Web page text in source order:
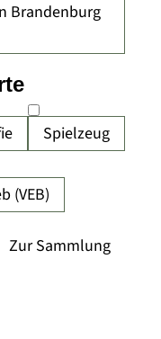
Brandenburg
Spielzeug
(VEB)